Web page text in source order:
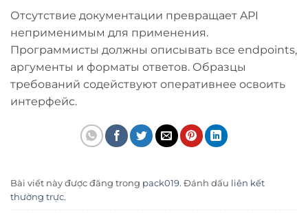
Отсутствие документации превращает API
неприменимым для применения.
Программисты должны описывать все endpoints,
аргументы и форматы ответов. Образцы
требований содействуют оперативнее освоить
интерфейс.
Bài viết này được đăng trong pack019. Đánh dấu liên kết
thường trực.